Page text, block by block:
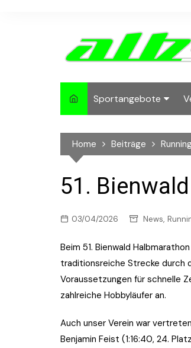
Sportangebote
albside Inside
Deutsches
Sportabzeichen
X-Mas Run
Home Beiträge
51.
03/04/2026 News,
Beim 51. Bienwald
traditionsreiche Strecke durch
Voraussetzungen für schnelle
zahlreiche Hobbyläufer an.
Auch unser Verein war
Benjamin Feist (1:16:40, 24.